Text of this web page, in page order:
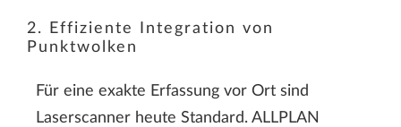
2. Effiziente Integration von
Punktwolken
Für eine exakte Erfassung vor Ort sind
Laserscanner heute Standard. ALLPLAN